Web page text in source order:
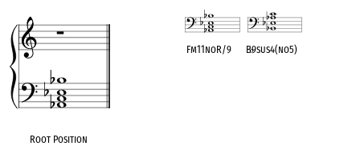
Root Position
Fm11noR/9 B♭9sus4(no5)